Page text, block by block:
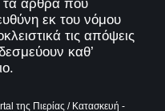
τα άρθρα που
εκ του νόμου
τις απόψεις
καθ’
της Πιερίας / Κατασκευή -